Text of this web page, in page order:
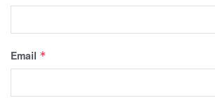
Email *